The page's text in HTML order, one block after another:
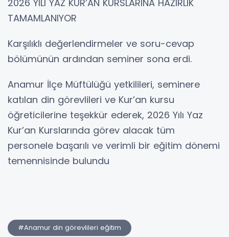
2026 YILI YAZ KUR’AN KURSLARINA HAZIRLIK
TAMAMLANIYOR
Karşılıklı değerlendirmeler ve soru-cevap
bölümünün ardından seminer sona erdi.
Anamur İlçe Müftülüğü yetkilileri, seminere
katılan din görevlileri ve Kur’an kursu
öğreticilerine teşekkür ederek, 2026 Yılı Yaz
Kur’an Kurslarında görev alacak tüm
personele başarılı ve verimli bir eğitim dönemi
temennisinde bulundu
#Anamur din görevlileri eğitim